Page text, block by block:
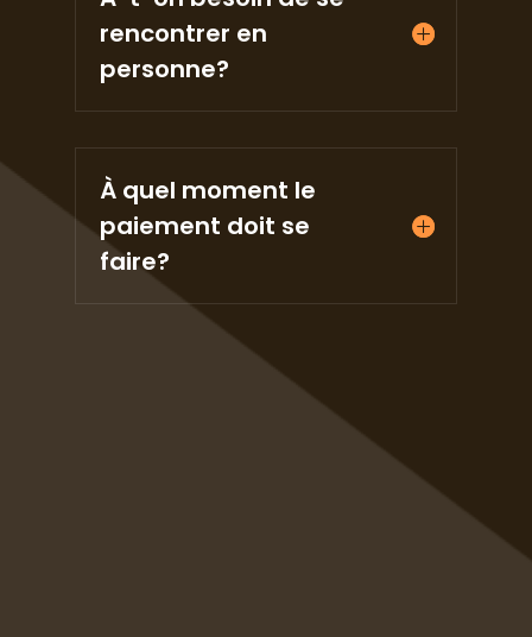
rencontrer en
personne?
À quel moment le
paiement doit se
faire?